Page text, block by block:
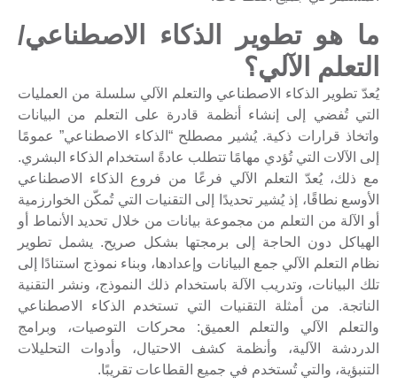
ما هو تطوير الذكاء الاصطناعي/
التعلم الآلي؟
يُعدّ تطوير الذكاء الاصطناعي والتعلم الآلي سلسلة من العمليات
التي تُفضي إلى إنشاء أنظمة قادرة على التعلم من البيانات
واتخاذ قرارات ذكية. يُشير مصطلح “الذكاء الاصطناعي” عمومًا
إلى الآلات التي تُؤدي مهامًا تتطلب عادةً استخدام الذكاء البشري.
مع ذلك، يُعدّ التعلم الآلي فرعًا من فروع الذكاء الاصطناعي
الأوسع نطاقًا، إذ يُشير تحديدًا إلى التقنيات التي تُمكّن الخوارزمية
أو الآلة من التعلم من مجموعة بيانات من خلال تحديد الأنماط أو
الهياكل دون الحاجة إلى برمجتها بشكل صريح. يشمل تطوير
نظام التعلم الآلي جمع البيانات وإعدادها، وبناء نموذج استنادًا إلى
تلك البيانات، وتدريب الآلة باستخدام ذلك النموذج، ونشر التقنية
الناتجة. من أمثلة التقنيات التي تستخدم الذكاء الاصطناعي
والتعلم الآلي والتعلم العميق: محركات التوصيات، وبرامج
الدردشة الآلية، وأنظمة كشف الاحتيال، وأدوات التحليلات
التنبؤية، والتي تُستخدم في جميع القطاعات تقريبًا.